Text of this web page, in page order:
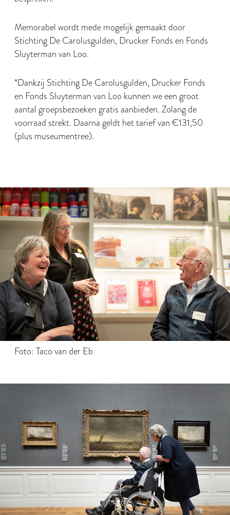
Memorabel wordt mede mogelijk gemaakt door
Stichting De Carolusgulden, Drucker Fonds en Fonds
Sluyterman van Loo.
*Dankzij Stichting De Carolusgulden, Drucker Fonds
en Fonds Sluyterman van Loo kunnen we een groot
aantal groepsbezoeken gratis aanbieden. Zolang de
voorraad strekt. Daarna geldt het tarief van €131,50
(plus museumentree).
Foto: Taco van der Eb